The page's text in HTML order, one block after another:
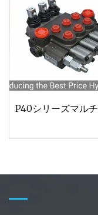
P40シリーズマルチ